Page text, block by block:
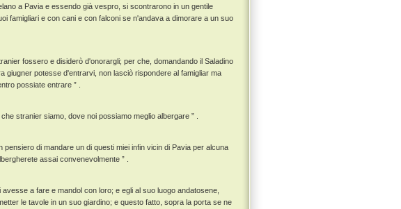
a Pavia e essendo già vespro, si scontrarono in un gentile
famigliari e con cani e con falconi se n'andava a dimorare a un suo
fossero e disiderò d'onorargli; per che, domandando il Saladino
giugner potesse d'entrarvi, non lasciò rispondere al famigliar ma
possiate entrare ” .
stranier siamo, dove noi possiamo meglio albergare ” .
di mandare un di questi miei infin vicin di Pavia per alcuna
assai convenevolmente ” .
a fare e mandol con loro; e egli al suo luogo andatosene,
le tavole in un suo giardino; e questo fatto, sopra la porta se ne